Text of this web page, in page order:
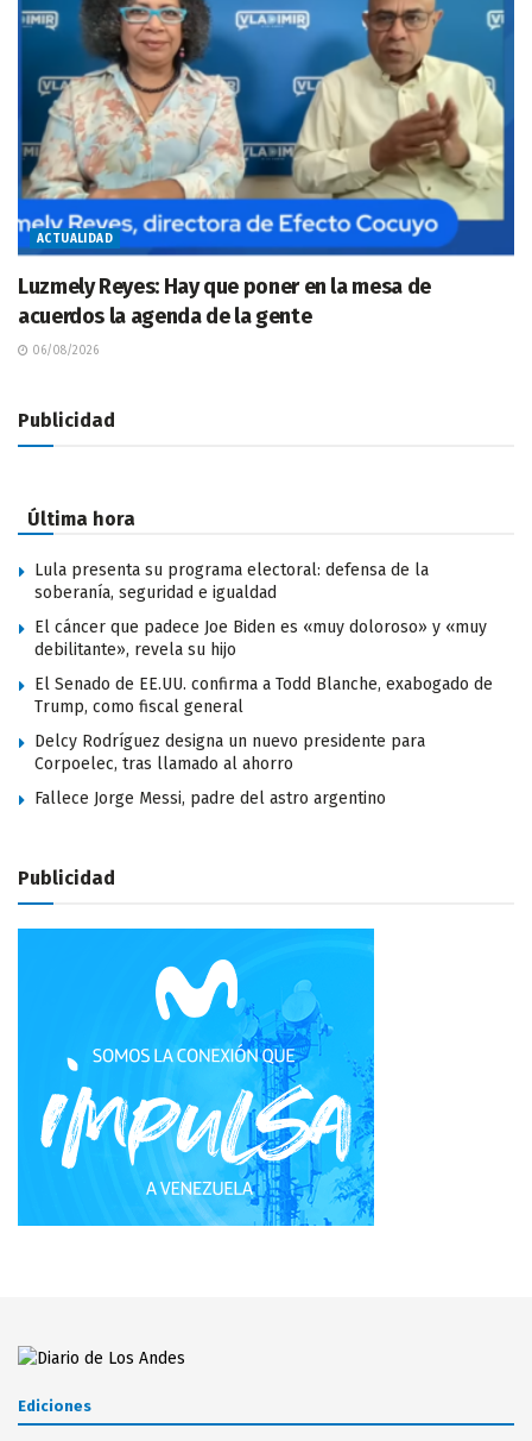
ACTUALIDAD
Luzmely Reyes: Hay que poner en la mesa de
acuerdos la agenda de la gente
06/08/2026
Publicidad
Última hora
Lula presenta su programa electoral: defensa de la
soberanía, seguridad e igualdad
El cáncer que padece Joe Biden es «muy doloroso» y «muy
debilitante», revela su hijo
El Senado de EE.UU. confirma a Todd Blanche, exabogado de
Trump, como fiscal general
Delcy Rodríguez designa un nuevo presidente para
Corpoelec, tras llamado al ahorro
Fallece Jorge Messi, padre del astro argentino
Publicidad
Ediciones